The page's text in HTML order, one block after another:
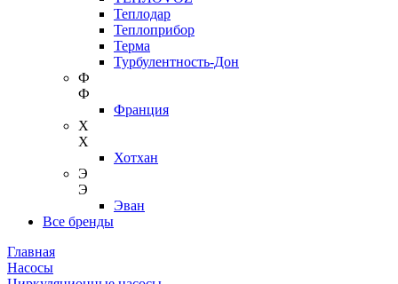
Теплодар
Теплоприбор
Терма
Турбулентность-Дон
Ф
Ф
Франция
Х
Х
Хотхан
Э
Э
Эван
Все бренды
Главная
Насосы